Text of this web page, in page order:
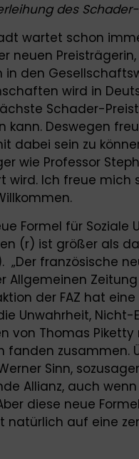
des Schader-
wartet schon
neuen
den
wird in
Schader-
kann. Deswegen
dabei sein zu
wie Professor
Ich freue mich
Formel für Soziale
(r) ist größer als
französische
Allgemeinen
der FAZ hat
Unwahrheit, Nicht-
von Thomas Piketty
fanden zusammen.
Sinn,
Allianz, auch
diese neue
natürlich auf eine